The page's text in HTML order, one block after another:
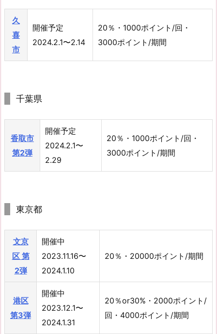
久
喜
市
開催予定
2024.2.1〜2.14
20％・1000ポイント/回・
3000ポイント/期間
千葉県
香取市
第2弾
開催予定
2024.2.1〜
2.29
20％・1000ポイント/回・
3000ポイント/期間
東京都
文京
区 第
2弾
開催中
2023.11.16〜
2024.1.10
20％・20000ポイント/期間
港区
第3弾
開催中
2023.12.1〜
2024.1.31
20％or30%・2000ポイント/
回・4000ポイント/期間